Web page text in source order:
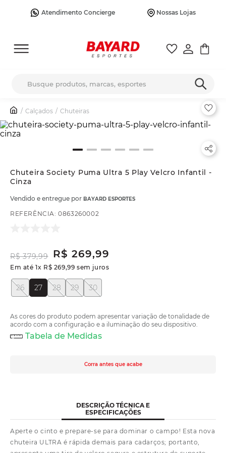
Atendimento Concierge Nossas Lojas
Calçados Chuteiras
Chuteira Society Puma Ultra 5 Play Velcro Infantil -
Cinza
Vendido e entregue por BAYARD ESPORTES
REFERÊNCIA:0863260002
R$ 379,99 R$ 269,99
Em até1x R$ 269,99 sem juros
26 27 28 29 30
As cores do produto podem apresentar variação de tonalidade de
acordo com a configuração e a iluminação do seu dispositivo.
Tabela de Medidas
Corra antes que acabe
DESCRIÇÃO TÉCNICA E
ESPECIFICAÇÕES
Aperte o cinto e prepare-se para dominar o campo! Esta nova
chuteira ULTRA é rápida demais para cadarços; portanto,